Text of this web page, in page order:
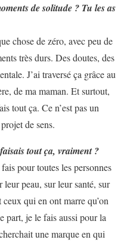
de solitude ? Tu les as
chose de zéro, avec peu de
très durs. Des doutes, des
J’ai traversé ça grâce au
de ma maman. Et surtout,
tout ça. Ce n’est pas un
de sens.
tout ça, vraiment ?
pour toutes les personnes
peau, sur leur santé, sur
qui en ont marre qu’on
part, je le fais aussi pour la
une marque en qui